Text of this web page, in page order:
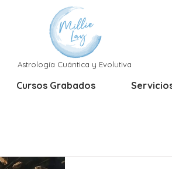
Astrología Cuántica y Evolutiva
Cursos Grabados